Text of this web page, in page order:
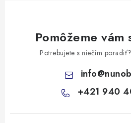
Pomôžeme vám
Potrebujete s niečím
info@
+421 940